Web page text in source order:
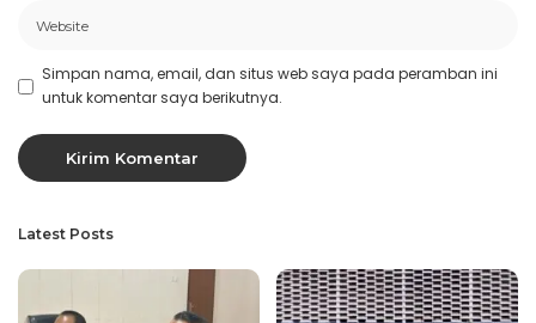
Simpan nama, email, dan situs web saya pada peramban ini
untuk komentar saya berikutnya.
Latest Posts